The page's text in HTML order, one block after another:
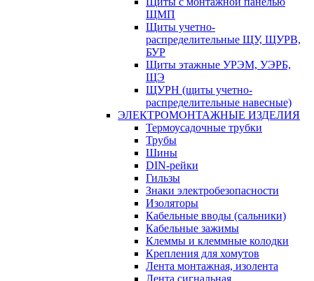
ЩМП
Щиты учетно-
распределительные ЩУ, ЩУРВ,
БУР
Щиты этажные УРЭМ, УЭРБ,
ЩЭ
ЩУРН (щиты учетно-
распределительные навесные)
ЭЛЕКТРОМОНТАЖНЫЕ ИЗДЕЛИЯ
Термоусадочные трубки
Трубы
Шины
DIN-рейки
Гильзы
Знаки электробезопасности
Изоляторы
Кабельные вводы (сальники)
Кабельные зажимы
Клеммы и клеммные колодки
Крепления для хомутов
Лента монтажная, изолента
Лента сигнальная